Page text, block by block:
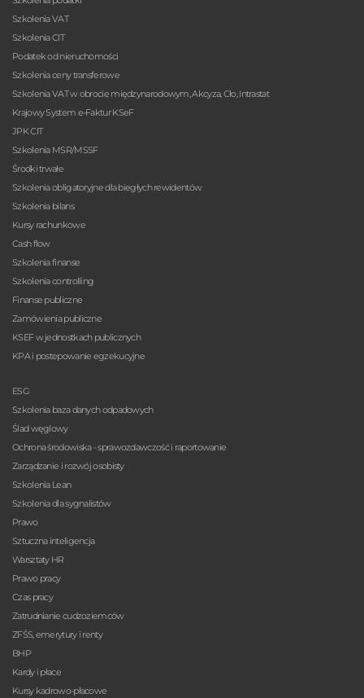
Szkolenia VAT
Szkolenia CIT
Podatek od nieruchomości
Szkolenia ceny transferowe
Szkolenia VAT w obrocie międzynarodowym, Akcyza, Cło, Intrastat
Krajowy System e-Faktur KSeF
JPK CIT
Szkolenia MSR/MSSF
Środki trwałe
Szkolenia obligatoryjne dla biegłych rewidentów
Szkolenia bilans
Kursy rachunkowe
Cash flow
Szkolenia finanse
Szkolenia controlling
Finanse publiczne
Zamówienia publiczne
KSEF w jednostkach publicznych
KPA i postepowanie egzekucyjne
ESG
Szkolenia baza danych odpadowych
Ślad węglowy
Ochrona środowiska - sprawozdawczość i raportowanie
Zarządzanie i rozwój osobisty
Szkolenia Lean
Szkolenia dla sygnalistów
Prawo
Sztuczna inteligencja
Warsztaty HR
Prawo pracy
Czas pracy
Zatrudnianie cudzoziemców
ZFŚS, emerytury i renty
BHP
Kardy i płace
Kursy kadrowo-płacowe